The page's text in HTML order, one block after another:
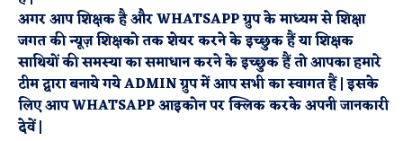
अगरआप शिक्षक है और WHATSAPP ग्रुप के माध्यम से शिक्षा
जगत की न्यूज़ शिक्षको तक शेयर करने के इच्छुक हैं या शिक्षक
साथियों की समस्या का समाधान करने के इच्छुक हैं तो आपका हमारे
टीम द्वारा बनाये गये ADMIN ग्रुप मेंआप सभी का स्वागत हैं|इसके
लिए आप WHATSAPP आइकोन पर क्लिक करके अपनी जानकारी
देवें |